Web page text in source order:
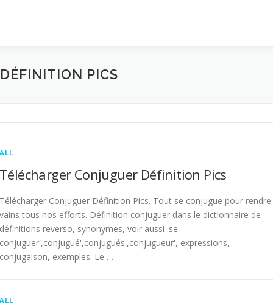
PICS
ALL
Télécharger Conjuguer Définition Pics
Télécharger Conjuguer Définition Pics. Tout se conjugue pour rendre
vains tous nos efforts. Définition conjuguer dans le dictionnaire de
définitions reverso, synonymes, voir aussi 'se
conjuguer',conjugué',conjugués',conjugueur', expressions,
conjugaison, exemples. Le …
ALL